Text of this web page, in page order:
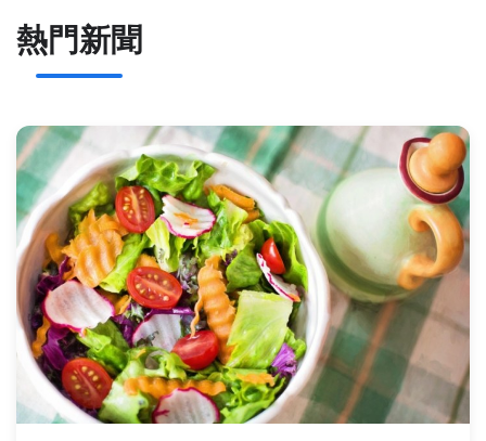
熱門新聞